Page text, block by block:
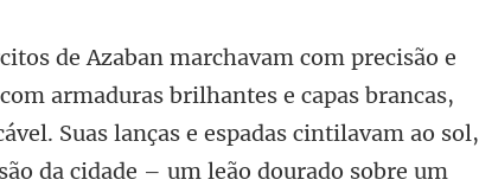
apas brancas,
Suas lanças e espadas cintilavam ao sol,
da cidade –